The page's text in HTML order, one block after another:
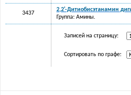
3437
2,2'-Дитиобисэтанамин
Группа: Амины.
Записей на страницу:
Сортировать по графе: